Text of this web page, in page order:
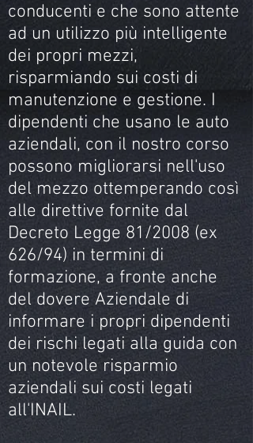
conducenti e che sono attente
ad un utilizzo più intelligente
dei propri mezzi,
risparmiando sui costi di
manutenzione e gestione. I
dipendenti che usano le auto
aziendali, con il nostro corso
possono migliorarsi nell'uso
del mezzo ottemperando così
alle direttive fornite dal
Decreto Legge 81/2008 (ex
626/94) in termini di
formazione, a fronte anche
del dovere Aziendale di
informare i propri dipendenti
dei rischi legati alla guida con
un notevole risparmio
aziendali sui costi legati
all'INAIL.